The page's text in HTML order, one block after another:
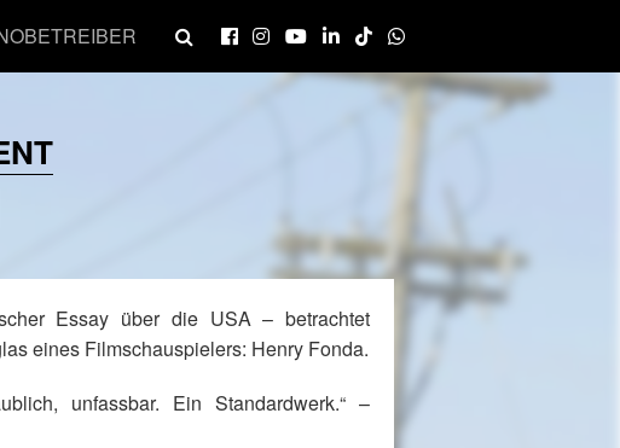
Essay über die USA – betrachtet
eines Filmschauspielers: Henry Fonda.
unfassbar. Ein Standardwerk.“ –